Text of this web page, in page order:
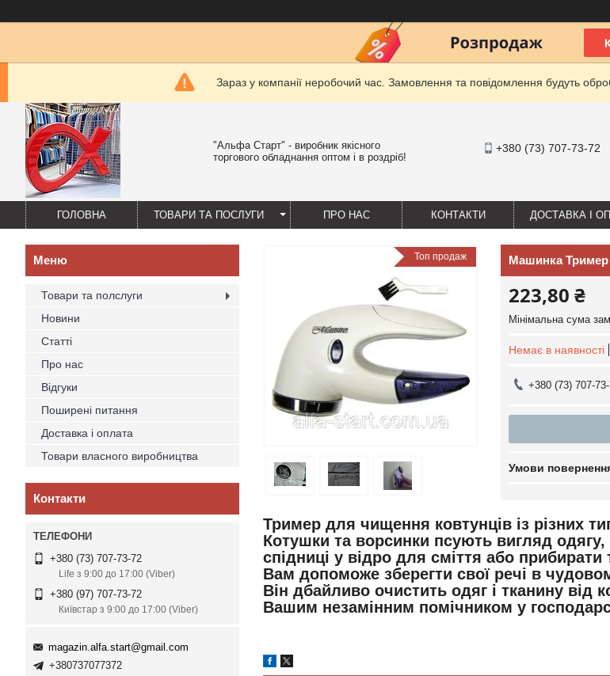
Зараз у компанії неробочий час. Замовлення та повідомлення будуть
"Альфа Старт" - виробник якісного
торгового обладнання оптом і в роздріб!
+380 (73) 707-73-72
ГОЛОВНА ТОВАРИ ТА ПОСЛУГИ ПРО НАС КОНТАКТИ ДОСТАВКА І
Топ продаж Машинка Тример
223,80 ₴
Мінімальна сума
Немає в наявності
+380 (73) 707-
Тример для чищення ковтунців із різних
Котушки та ворсинки псують вигляд
спідниці у відро для сміття або
Вам допоможе зберегти свої речі в
Він дбайливо очистить одяг і тканину від
Вашим незамінним помічником у
Товари та полслуги
Новини
Статті
Про нас
Відгуки
Поширені питання
Доставка і оплата
Товари власного виробництва
Контакти
+380 (73) 707-73-72
Life з 9:00 до 17:00 (Viber)
+380 (97) 707-73-72
Київстар з 9:00 до 17:00 (Viber)
magazin.alfa.start@gmail.com
+380737077372